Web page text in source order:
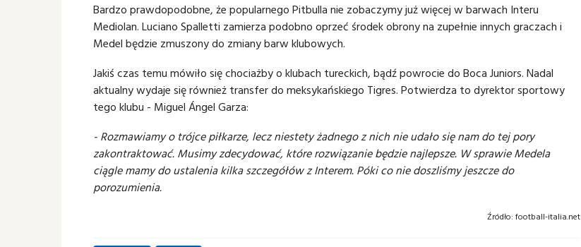
Bardzo prawdopodobne, że popularnego Pitbulla nie zobaczymy już więcej w barwach Interu
Mediolan. Luciano Spalletti zamierza podobno oprzeć środek obrony na zupełnie innych graczach i
Medel będzie zmuszony do zmiany barw klubowych.
Jakiś czas temu mówiło się chociażby o klubach tureckich, bądź powrocie do Boca Juniors. Nadal
aktualny wydaje się również transfer do meksykańskiego Tigres. Potwierdza to dyrektor sportowy
tego klubu - Miguel Ángel Garza:
- Rozmawiamy o trójce piłkarze, lecz niestety żadnego z nich nie udało się nam do tej pory
zakontraktować. Musimy zdecydować, które rozwiązanie będzie najlepsze. W sprawie Medela
ciągle mamy do ustalenia kilka szczegółów z Interem. Póki co nie doszliśmy jeszcze do
porozumienia.
Źródło: football-italia.net